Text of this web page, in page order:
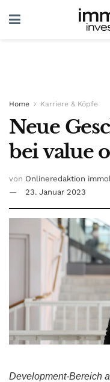
Home Karriere & Köpfe
Neue
bei value
von Onlineredaktion
23. Januar 2023
Development-Bereich